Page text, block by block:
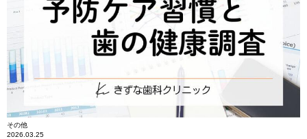
その他
2026.03.25